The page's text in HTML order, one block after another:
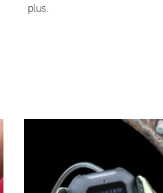
plus.